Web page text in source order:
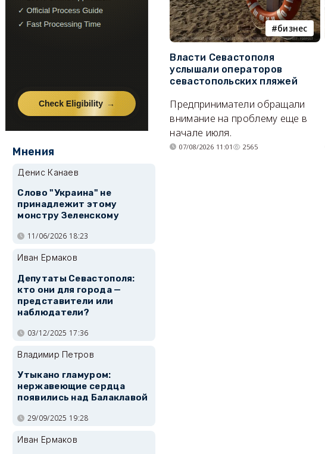
бизнес
Власти Севастополя
услышали операторов
севастопольских пляжей
Предприниматели обращали
внимание на проблему еще в
начале июля.
07/08/2026 11:01 2565
Мнения
Денис Канаев
Слово "Украина" не
принадлежит этому
монстру Зеленскому
11/06/2026 18:23
Иван Ермаков
Депутаты Севастополя:
кто они для города —
представители или
наблюдатели?
03/12/2025 17:36
Владимир Петров
Утыкано гламуром:
нержавеющие сердца
появились над Балаклавой
29/09/2025 19:28
Иван Ермаков